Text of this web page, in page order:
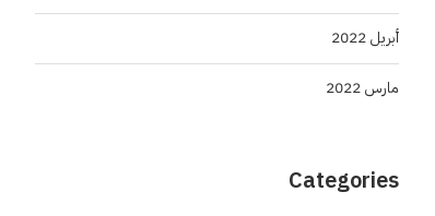
أبريل 2022
مارس 2022
Categories